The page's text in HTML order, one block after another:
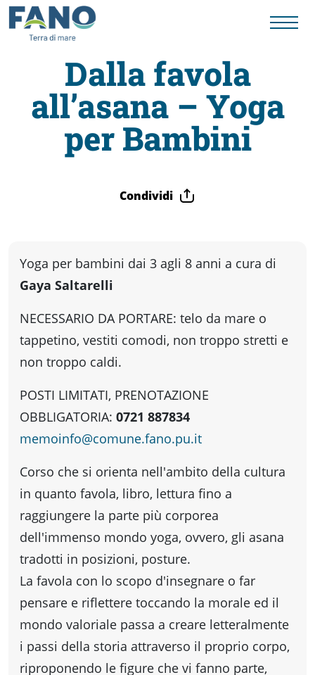
Fano
Visit
da
fare
Percorsi
storici
Enogastronomia
Informazioni
Guide
Fano
Accessibili
Dalla favola
all’asana – Yoga
per Bambini
Condividi
Yoga per bambini dai 3 agli 8 anni a cura di
Gaya Saltarelli
NECESSARIO DA PORTARE: telo da mare o
tappetino, vestiti comodi, non troppo stretti e
non troppo caldi.
POSTI LIMITATI, PRENOTAZIONE
OBBLIGATORIA: 0721 887834
memoinfo@comune.fano.pu.it
Corso che si orienta nell'ambito della cultura
in quanto favola, libro, lettura fino a
raggiungere la parte più corporea
dell'immenso mondo yoga, ovvero, gli asana
tradotti in posizioni, posture.
La favola con lo scopo d'insegnare o far
pensare e riflettere toccando la morale ed il
mondo valoriale passa a creare letteralmente
i passi della storia attraverso il proprio corpo,
riproponendo le figure che vi fanno parte,